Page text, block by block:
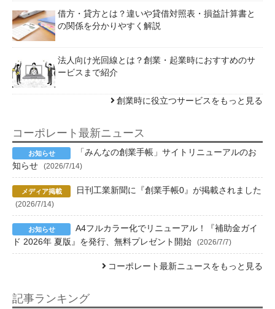
借方・貸方とは？違いや貸借対照表・損益計算書と
の関係を分かりやすく解説
法人向け光回線とは？創業・起業時におすすめのサ
ービスまで紹介
創業時に役立つサービスをもっと見る
コーポレート最新ニュース
「みんなの創業手帳」サイトリニューアルのお
知らせ
(2026/7/14)
日刊工業新聞に『創業手帳0』が掲載されました
(2026/7/14)
A4フルカラー化でリニューアル！『補助金ガイ
ド 2026年 夏版』を発行、無料プレゼント開始
(2026/7/7)
コーポレート最新ニュースをもっと見る
記事ランキング